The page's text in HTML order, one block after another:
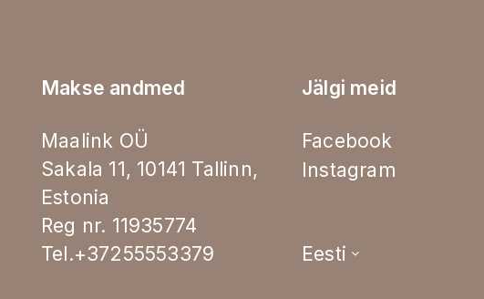
Makse andmed
Maalink OÜ
Sakala 11, 10141 Tallinn,
Estonia
Reg nr. 11935774
Tel.+37255553379
Jälgi meid
Facebook
Instagram
Eesti